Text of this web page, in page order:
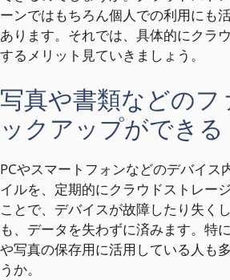
ーンではもちろん個人での利用にも
あります。それでは、具体的にクラ
するメリット見ていきましょう。
写真や書類などの
ックアップができる
PCやスマートフォンなどのデバイス
イルを、定期的にクラウドストレー
ことで、デバイスが故障したり失く
も、データを失わずに済みます。特
や写真の保存用に活用している人も
うか。